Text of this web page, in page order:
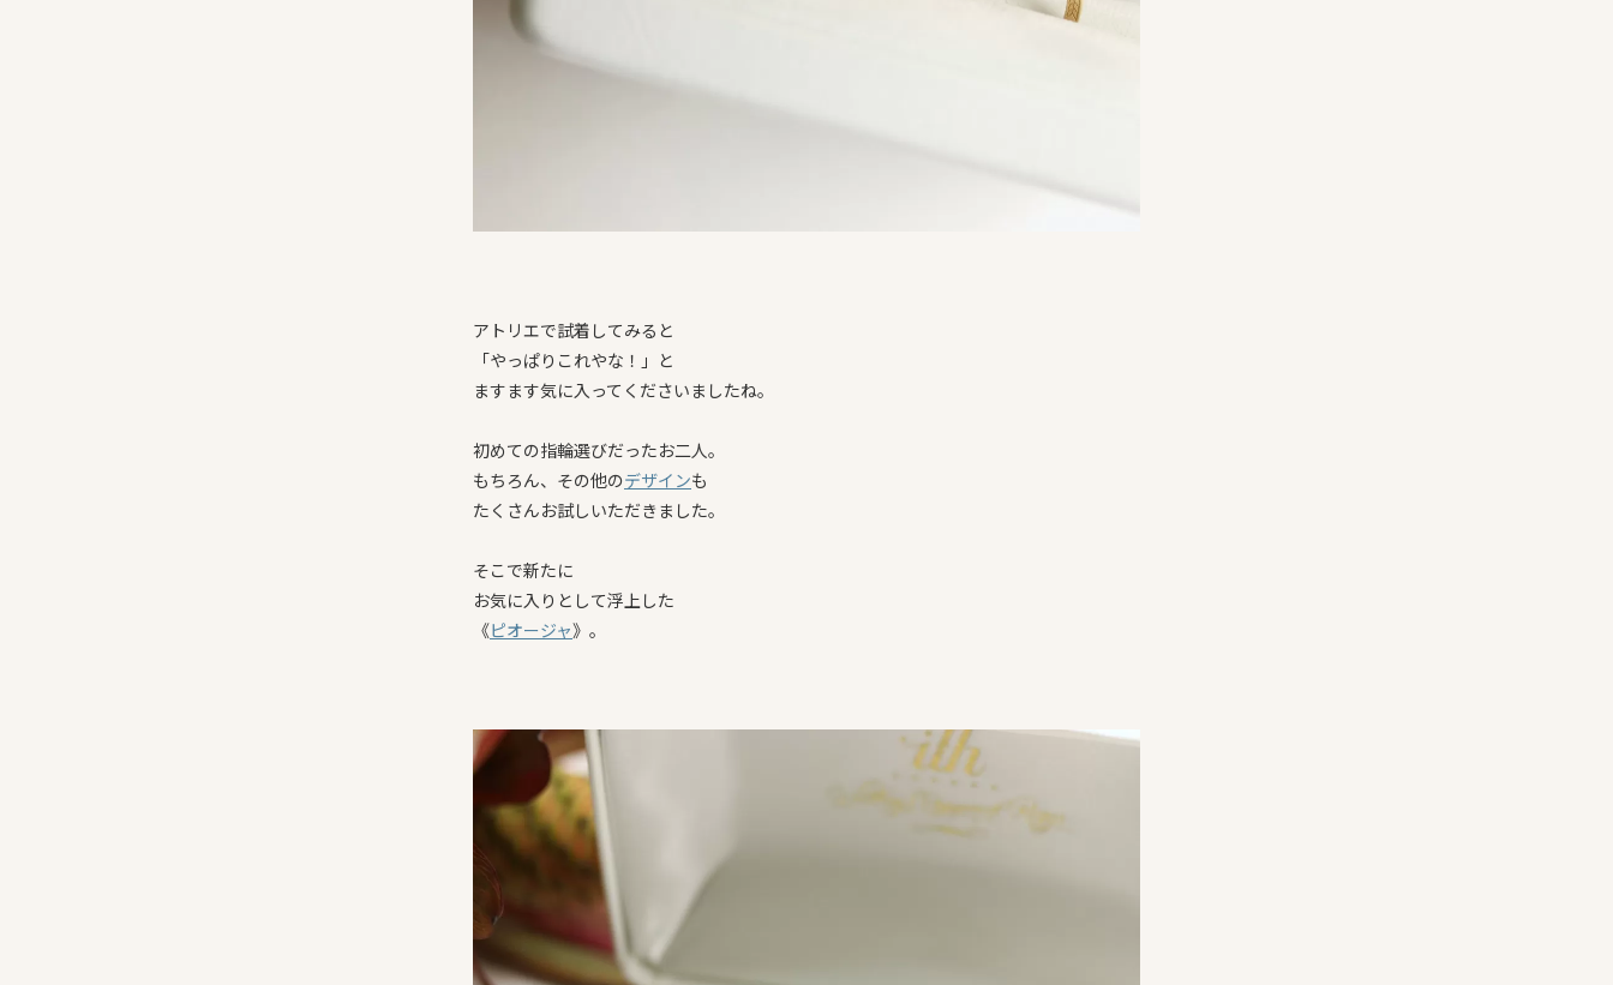
アトリエで試着してみると
「やっぱりこれやな！」と
ますます気に入ってくださいましたね。
初めての指輪選びだったお二人。
もちろん、その他のデザインも
たくさんお試しいただきました。
そこで新たに
お気に入りとして浮上した
《ピオージャ》。